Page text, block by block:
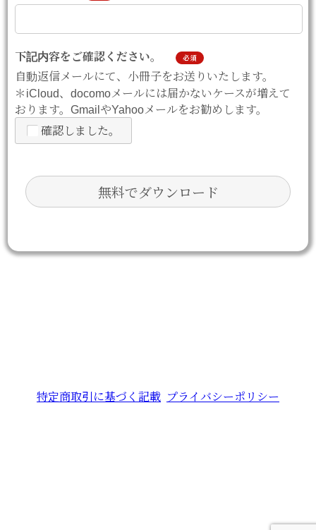
下記内容をご確認ください。 必須
自動返信メールにて、小冊子をお送りいたします。
＊iCloud、docomoメールには届かないケースが増えて
おります。GmailやYahooメールをお勧めします。
確認しました。
特定商取引に基づく記載 プライバシーポリシー